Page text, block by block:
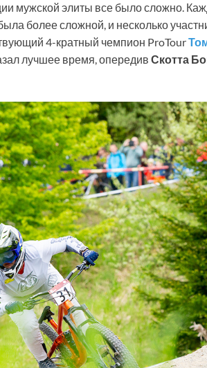
мужской элиты все было сложно.
более сложной, и несколько
4-кратный чемпион ProTour
лучшее время, опередив Скотта